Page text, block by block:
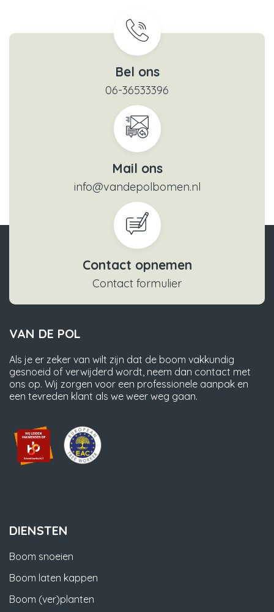
Bel ons
06-36533396
Mail ons
info@vandepolbomen.nl
Contact opnemen
Contact formulier
VAN DE POL
Als je er zeker van wilt zijn dat de boom vakkundig
gesnoeid of verwijderd wordt, neem dan contact met
ons op. Wij zorgen voor een professionele aanpak en
een tevreden klant als we weer weg gaan.
DIENSTEN
Boom snoeien
Boom laten kappen
Boom (ver)planten